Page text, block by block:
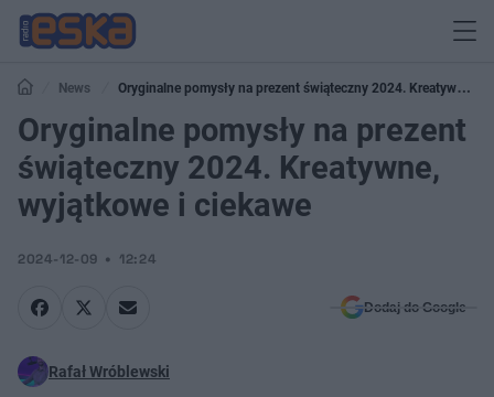
News
Oryginalne pomysły na prezent świąteczny 2024. Kreatywne,
wyjątkowe i ciekawe
Oryginalne pomysły na prezent
świąteczny 2024. Kreatywne,
wyjątkowe i ciekawe
2024-12-09 12:24
Dodaj do Google
Rafał Wróblewski